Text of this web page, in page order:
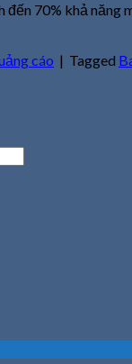
70% khả năng
cáo | Tagged